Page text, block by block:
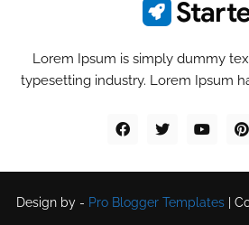
Lorem Ipsum is simply dummy
typesetting industry. Lorem Ipsum
Design by - Pro Blogger Templates|